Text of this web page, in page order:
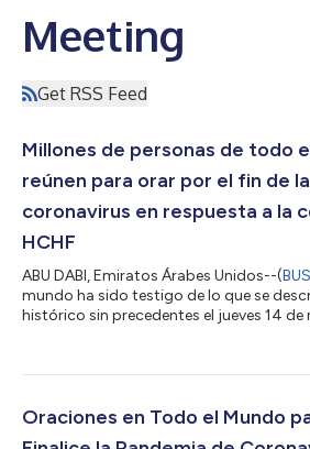
Meeting
Get RSS Feed
Millones de personas de todo
reúnen para orar por el fin de
coronavirus en respuesta a la
HCHF
ABU DABI, Emiratos Árabes Unidos--(
mundo ha sido testigo de lo que se
histórico sin precedentes el jueves 14 de
para que los científicos e investigadores
respuesta a la convocatoria a la
Oraciones en Todo el Mundo